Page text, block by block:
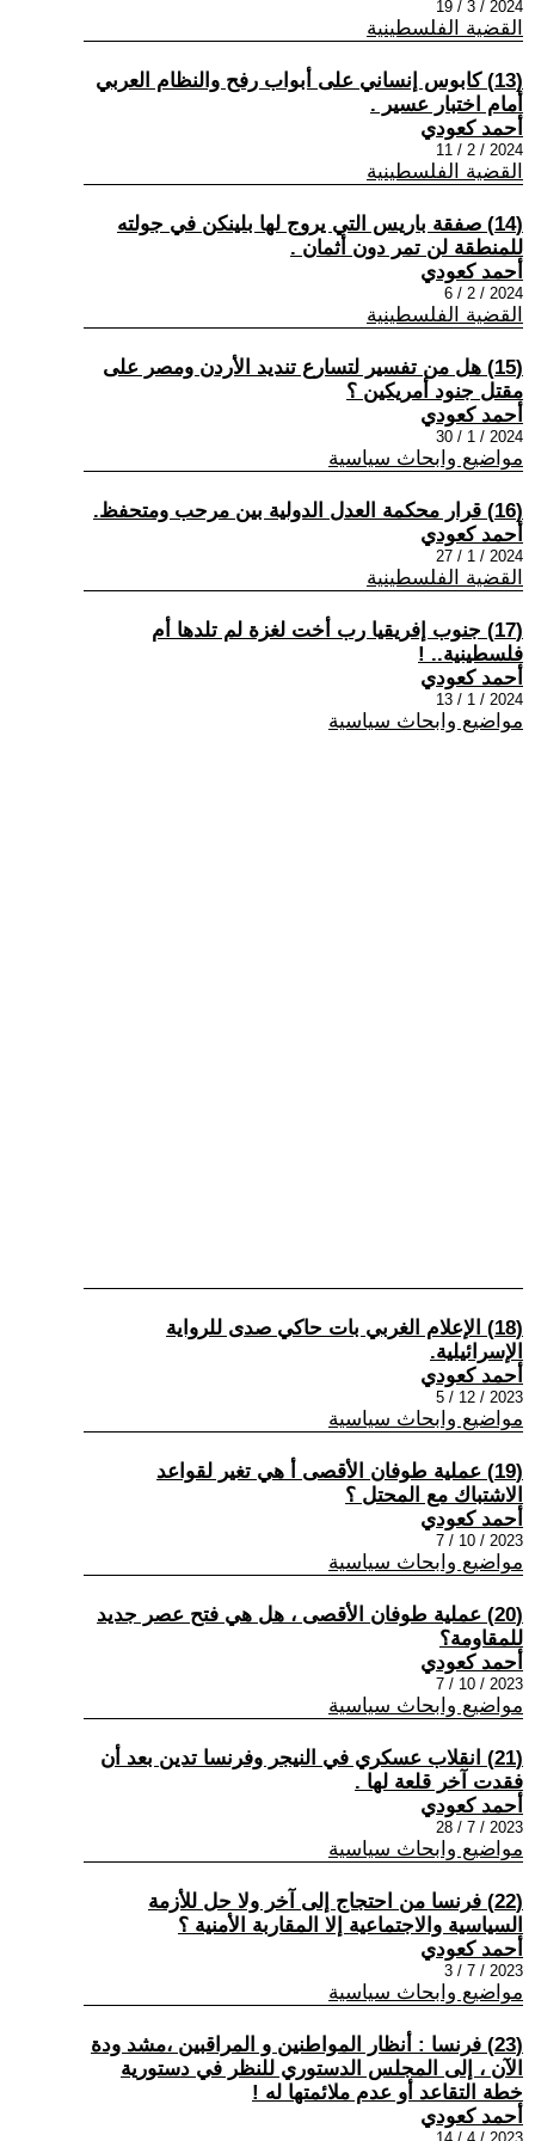
2024 / 3 / 19
القضية الفلسطينية
(13) كابوس إنساني على أبواب رفح والنظام العربي
أمام اختبار عسير .
أحمد كعودي
2024 / 2 / 11
القضية الفلسطينية
(14) صفقة باريس التي يروج لها بلينكن في جولته
للمنطقة لن تمر دون أثمان .
أحمد كعودي
2024 / 2 / 6
القضية الفلسطينية
(15) هل من تفسير لتسارع تنديد الأردن ومصر على
مقتل جنود أمريكين ؟
أحمد كعودي
2024 / 1 / 30
مواضيع وابحاث سياسية
(16) قرار محكمة العدل الدولية بين مرحب ومتحفظ.
أحمد كعودي
2024 / 1 / 27
القضية الفلسطينية
(17) جنوب إفريقيا رب أخت لغزة لم تلدها أم
فلسطينية.. !
أحمد كعودي
2024 / 1 / 13
مواضيع وابحاث سياسية
(18) الإعلام الغربي بات حاكي صدى للرواية
الإسرائيلية.
أحمد كعودي
2023 / 12 / 5
مواضيع وابحاث سياسية
(19) عملية طوفان الأقصى أ هي تغير لقواعد
الاشتباك مع المحتل ؟
أحمد كعودي
2023 / 10 / 7
مواضيع وابحاث سياسية
(20) عملية طوفان الأقصى ، هل هي فتح عصر جديد
للمقاومة؟
أحمد كعودي
2023 / 10 / 7
مواضيع وابحاث سياسية
(21) انقلاب عسكري في النيجر وفرنسا تدين بعد أن
فقدت آخر قلعة لها .
أحمد كعودي
2023 / 7 / 28
مواضيع وابحاث سياسية
(22) فرنسا من احتجاج إلى آخر ولا حل للأزمة
السياسية والاجتماعية إلا المقاربة الأمنية ؟
أحمد كعودي
2023 / 7 / 3
مواضيع وابحاث سياسية
(23) فرنسا : أنظار المواطنين و المراقبين ،مشد ودة
الآن ، إلى المجلس الدستوري للنظر في دستورية
خطة التقاعد أو عدم ملائمتها له !
أحمد كعودي